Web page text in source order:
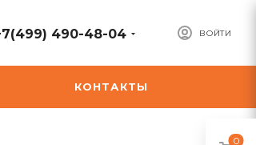
ВОЙТИ
490-48-04
КОНТАКТЫ
0